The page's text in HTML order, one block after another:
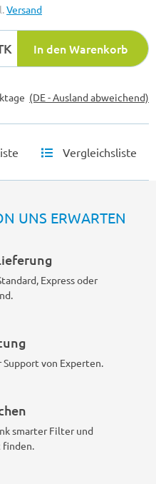
Versand
In den Warenkorb
(DE - Ausland abweichend)
Vergleichsliste
UNS ERWARTEN
Express oder
Support von Experten.
smarter Filter und
finden.